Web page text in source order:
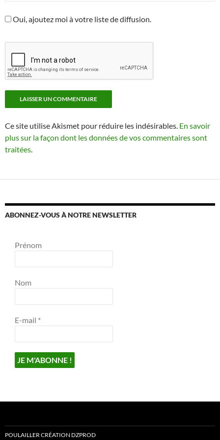
Oui, ajoutez moi à votre liste de diffusion.
Ce site utilise Akismet pour réduire les indésirables. En savoir
plus sur la façon dont les données de vos commentaires sont
traitées.
ABONNEZ-VOUS À NOTRE NEWSLETTER
Prénom
Nom
E-mail *
POULAILLER CRÉATION DZPROD